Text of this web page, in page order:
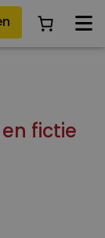
fictie